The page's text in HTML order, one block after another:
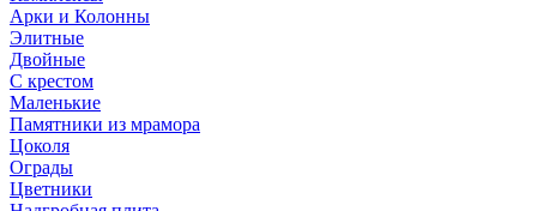
Арки и Колонны
Элитные
Двойные
С крестом
Маленькие
Памятники из мрамора
Цоколя
Ограды
Цветники